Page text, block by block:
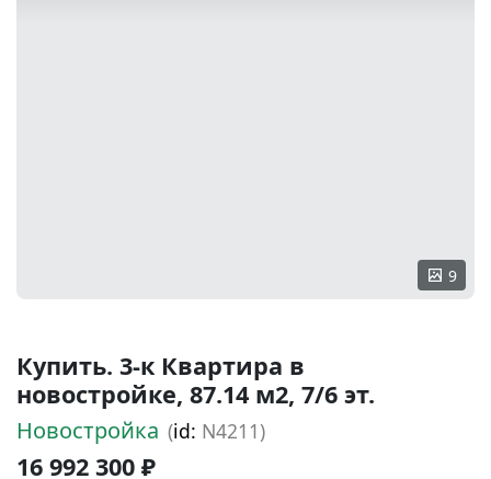
9
Купить. 3-к Квартира в
новостройке, 87.14 м2, 7/6 эт.
Новостройка (id: N4211)
16 992 300 ₽